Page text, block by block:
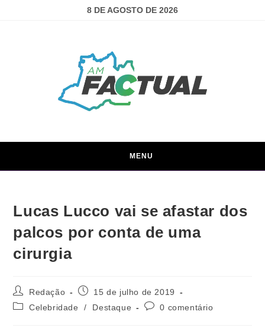
8 DE AGOSTO DE 2026
MENU
Lucas Lucco vai se afastar dos
palcos por conta de uma
cirurgia
Redação
15 de julho de 2019
Celebridade
/ Destaque 0 comentário